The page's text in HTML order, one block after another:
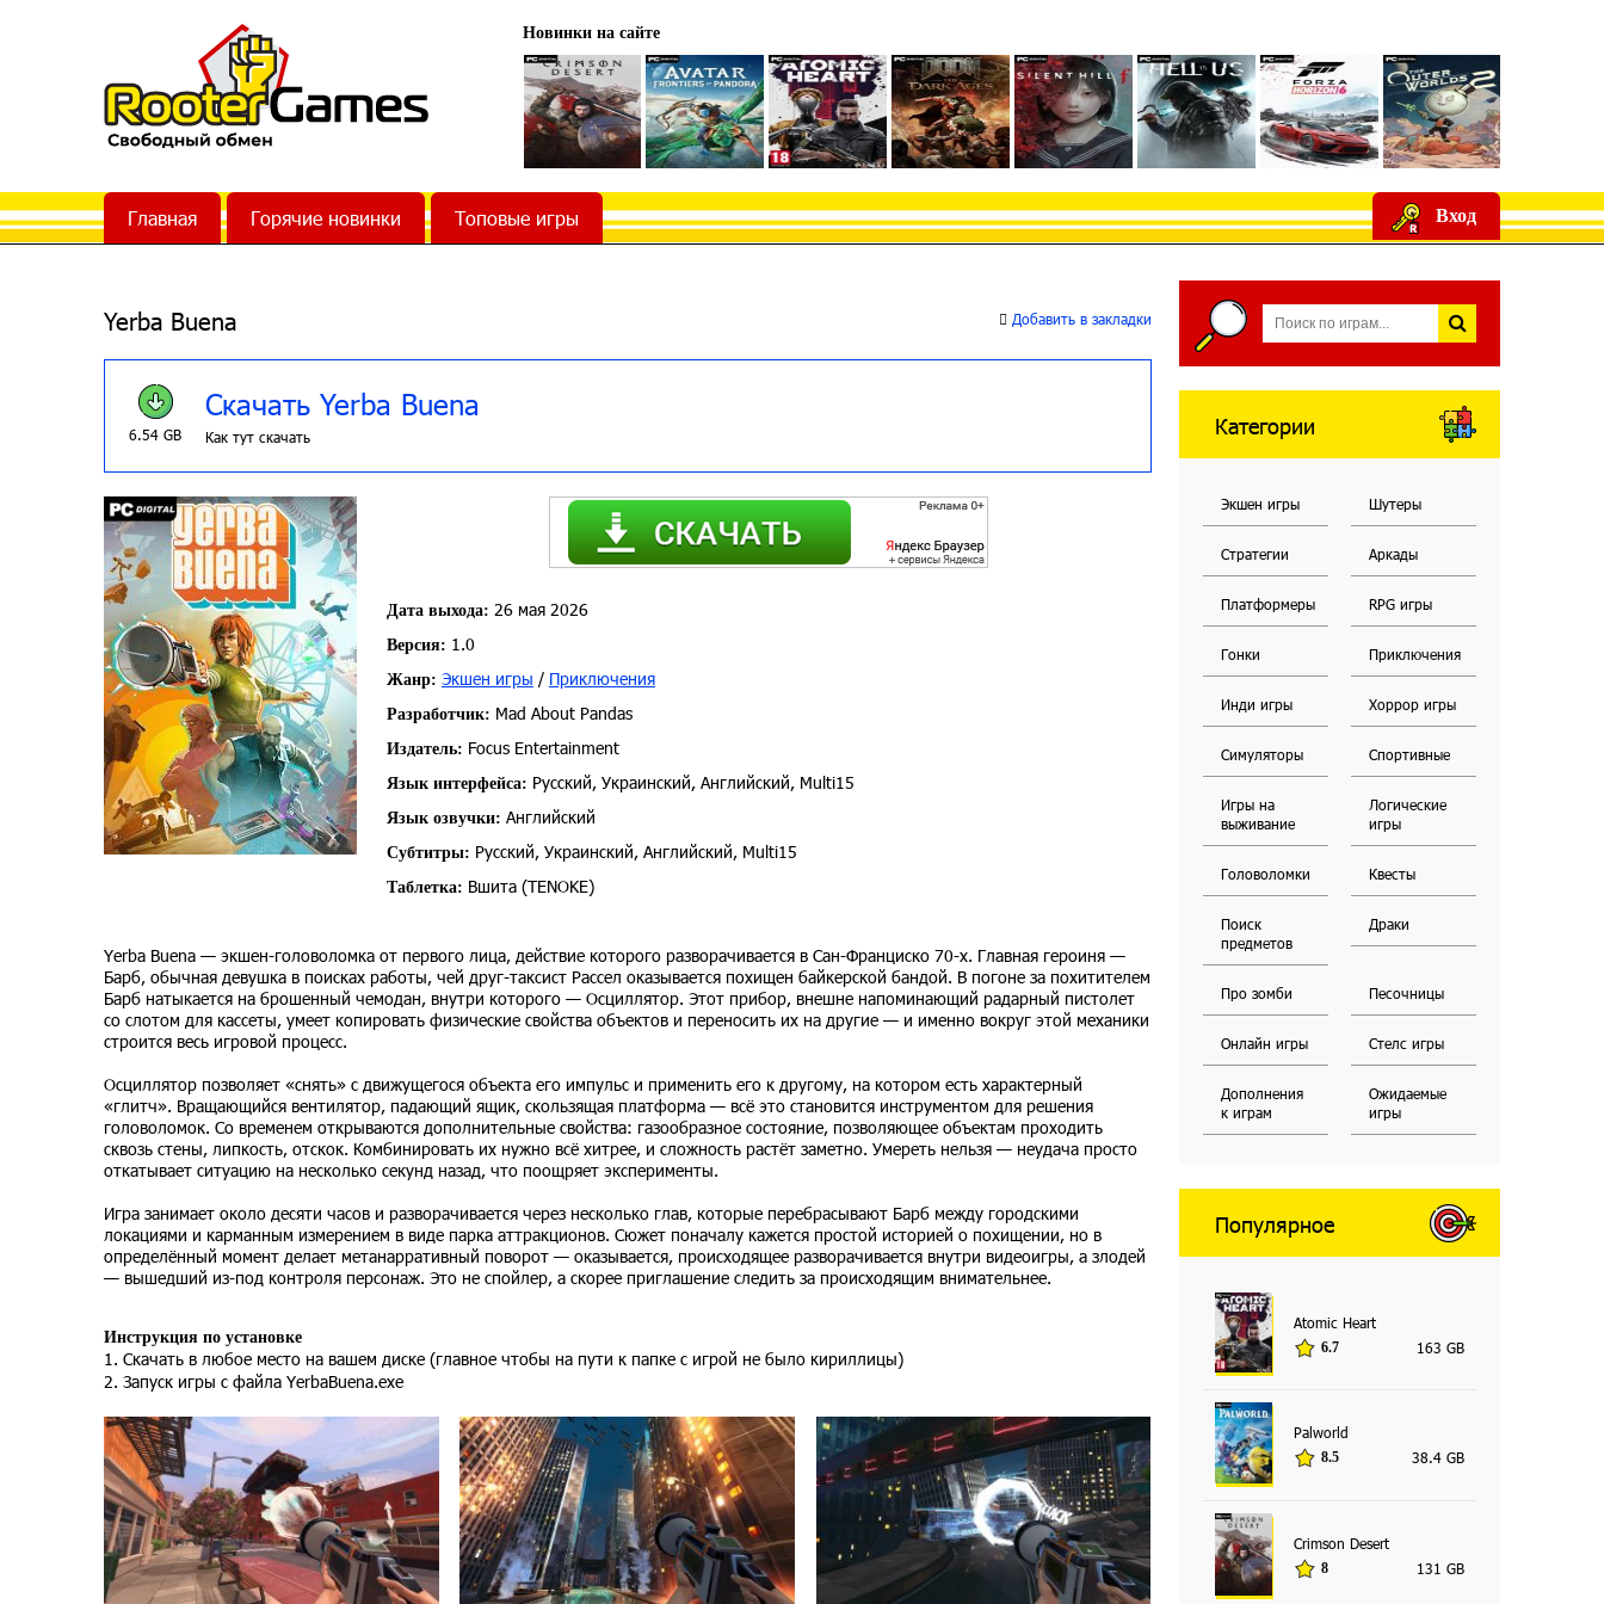
Новинки на сайте
Главная Горячие новинки Топовые игры Вход
Yerba Buena Добавить в закладки
6.54 GB
Скачать Yerba Buena
Как тут скачать
Дата выхода: 26 мая 2026
Версия: 1.0
Жанр: Экшен игры / Приключения
Разработчик: Mad About Pandas
Издатель: Focus Entertainment
Язык интерфейса: Русский, Украинский, Английский, Multi15
Язык озвучки: Английский
Субтитры: Русский, Украинский, Английский, Multi15
Таблетка: Вшита (TENOKE)
Yerba Buena — экшен-головоломка от первого лица, действие которого разворачивается в Сан-Франциско 70-х. Главная героиня —
Барб, обычная девушка в поисках работы, чей друг-таксист Рассел оказывается похищен байкерской бандой. В погоне за похитителем
Барб натыкается на брошенный чемодан, внутри которого — Осциллятор. Этот прибор, внешне напоминающий радарный пистолет
со слотом для кассеты, умеет копировать физические свойства объектов и переносить их на другие — и именно вокруг этой механики
строится весь игровой процесс.
Осциллятор позволяет «снять» с движущегося объекта его импульс и применить его к другому, на котором есть характерный
«глитч». Вращающийся вентилятор, падающий ящик, скользящая платформа — всё это становится инструментом для решения
головоломок. Со временем открываются дополнительные свойства: газообразное состояние, позволяющее объектам проходить
сквозь стены, липкость, отскок. Комбинировать их нужно всё хитрее, и сложность растёт заметно. Умереть нельзя — неудача просто
откатывает ситуацию на несколько секунд назад, что поощряет эксперименты.
Игра занимает около десяти часов и разворачивается через несколько глав, которые перебрасывают Барб между городскими
локациями и карманным измерением в виде парка аттракционов. Сюжет поначалу кажется простой историей о похищении, но в
определённый момент делает метанарративный поворот — оказывается, происходящее разворачивается внутри видеоигры, а злодей
— вышедший из-под контроля персонаж. Это не спойлер, а скорее приглашение следить за происходящим внимательнее.
Инструкция по установке
1. Скачать в любое место на вашем диске (главное чтобы на пути к папке с игрой не было кириллицы)
2. Запуск игры с файла YerbaBuena.exe
Категории
Экшен игры Шутеры
Стратегии Аркады
Платформеры RPG игры
Гонки Приключения
Инди игры Хоррор игры
Симуляторы Спортивные
Игры на
выживание
Логические
игры
Головоломки Квесты
Поиск
предметов
Драки
Про зомби Песочницы
Онлайн игры Стелс игры
Дополнения
к играм
Ожидаемые
игры
Популярное
Atomic Heart
6.7 163 GB
Palworld
8.5 38.4 GB
Crimson Desert
8 131 GB